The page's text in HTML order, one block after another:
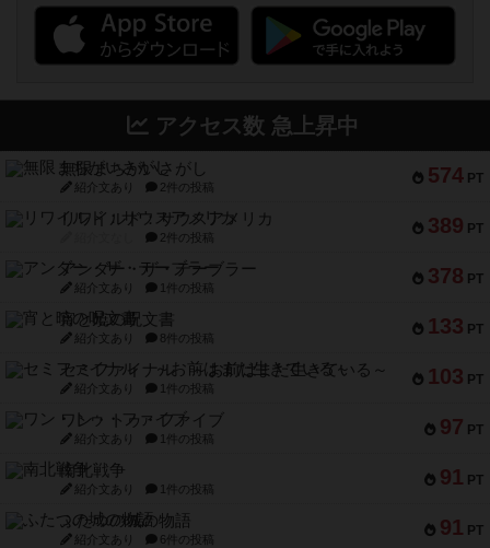
アクセス数 急上昇中
574 PT
無限まちがいさがし
紹介文あり 2件の投稿
389 PT
リワイルド：サウスアメリカ
2件の投稿
378 PT
アンダー・ザ・テーブラー
紹介文あり 1件の投稿
133 PT
宵と暁の呪文書
紹介文あり 8件の投稿
103 PT
セミファイナル ～お前はまだ生きている～
紹介文あり 1件の投稿
97 PT
ワン・トゥ・ファイブ
紹介文あり 1件の投稿
91 PT
南北戦争
紹介文あり 1件の投稿
91 PT
ふたつの城の物語
紹介文あり 6件の投稿